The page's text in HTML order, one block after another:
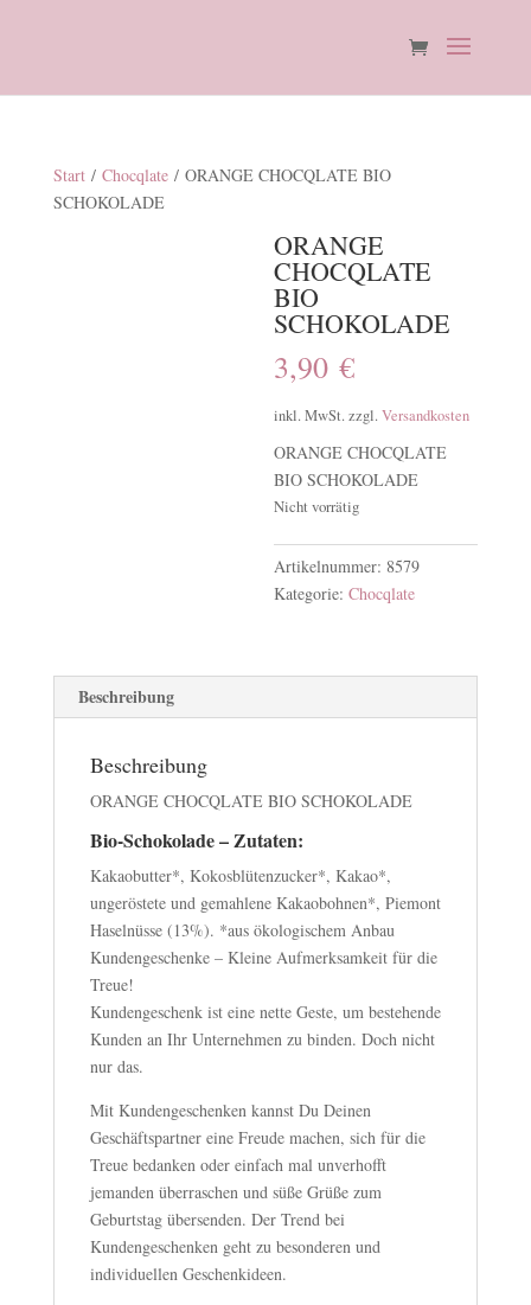
Start/ Chocqlate/ ORANGE CHOCQLATE BIO
SCHOKOLADE
ORANGE
CHOCQLATE
BIO
SCHOKOLADE
3,90€
inkl. MwSt. zzgl.Versandkosten
ORANGE CHOCQLATE
BIO SCHOKOLADE
Nicht vorrätig
Artikelnummer: 8579
Kategorie:Chocqlate
Beschreibung
Beschreibung
ORANGE CHOCQLATE BIO SCHOKOLADE
Bio-Schokolade – Zutaten:
Kakaobutter*, Kokosblütenzucker*, Kakao*,
ungeröstete und gemahlene Kakaobohnen*, Piemont
Haselnüsse (13%). *aus ökologischem Anbau
Kundengeschenke – Kleine Aufmerksamkeit für die
Treue!
Kundengeschenk ist eine nette Geste, um bestehende
Kunden an Ihr Unternehmen zu binden. Doch nicht
nur das.
Mit Kundengeschenken kannst Du Deinen
Geschäftspartner eine Freude machen, sich für die
Treue bedanken oder einfach mal unverhofft
jemanden überraschen und süße Grüße zum
Geburtstag übersenden. Der Trend bei
Kundengeschenken geht zu besonderen und
individuellen Geschenkideen.